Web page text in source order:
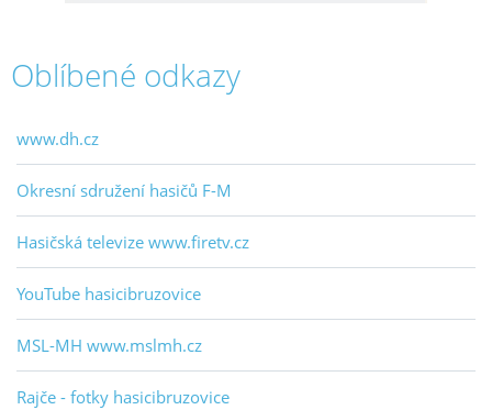
Oblíbené odkazy
www.dh.cz
Okresní sdružení hasičů F-M
Hasičská televize www.firetv.cz
YouTube hasicibruzovice
MSL-MH www.mslmh.cz
Rajče - fotky hasicibruzovice